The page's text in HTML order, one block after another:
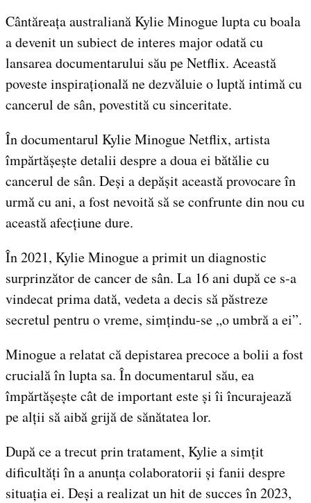
Cântăreața australiană Kylie Minogue lupta cu boala
a devenit un subiect de interes major odată cu
lansarea documentarului său pe Netflix. Această
poveste inspirațională ne dezvăluie o luptă intimă cu
cancerul de sân, povestită cu sinceritate.
În documentarul Kylie Minogue Netflix, artista
împărtășește detalii despre a doua ei bătălie cu
cancerul de sân. Deși a depășit această provocare în
urmă cu ani, a fost nevoită să se confrunte din nou cu
această afecțiune dure.
În 2021, Kylie Minogue a primit un diagnostic
surprinzător de cancer de sân. La 16 ani după ce s-a
vindecat prima dată, vedeta a decis să păstreze
secretul pentru o vreme, simțindu-se „o umbră a ei”.
Minogue a relatat că depistarea precoce a bolii a fost
crucială în lupta sa. În documentarul său, ea
împărtășește cât de important este și îi încurajează
pe alții să aibă grijă de sănătatea lor.
După ce a trecut prin tratament, Kylie a simțit
dificultăți în a anunța colaboratorii și fanii despre
situația ei. Deși a realizat un hit de succes în 2023,